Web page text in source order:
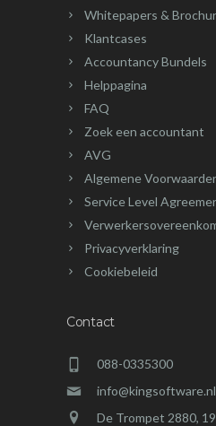
Whitepapers &
Klantcases
Accountancy Bundels
Helppagina
FAQ
Zoek een accountant
AVG
Algemene
Service Level
Privacyverklaring
Cookiebeleid
Contact
088-0335300
info@kingsoftware.nl
De Trompet 2880,